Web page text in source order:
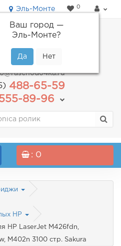
Эль-Монте
Ваш город —
Эль-Монте?
0
с 9.00 до 18.00
488-65-59
89-96
: 0
HP
HP LaserJet M426fdn,
M402n 3100 стр. Sakura